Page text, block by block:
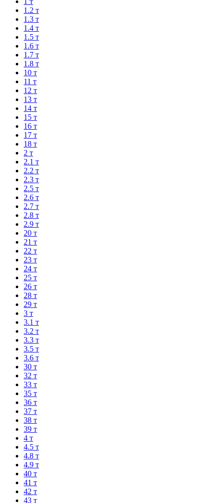
1.2 т
1.3 т
1.4 т
1.5 т
1.6 т
1.7 т
1.8 т
10 т
11 т
12 т
13 т
14 т
15 т
16 т
17 т
18 т
2 т
2.1 т
2.2 т
2.3 т
2.5 т
2.6 т
2.7 т
2.8 т
2.9 т
20 т
21 т
22 т
23 т
24 т
25 т
26 т
28 т
29 т
3 т
3.1 т
3.2 т
3.3 т
3.5 т
3.6 т
30 т
32 т
33 т
35 т
36 т
37 т
38 т
39 т
4 т
4.5 т
4.8 т
4.9 т
40 т
41 т
42 т
43 т